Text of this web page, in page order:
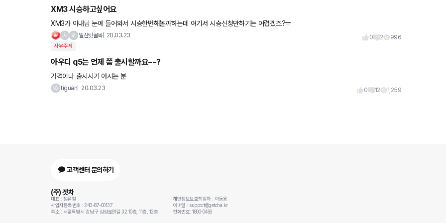
XM3 시승하고싶어요
XM3가 아내님 눈에 들어와서 시승한번해볼까하는데 여기서 시승신청만하기는 어렵겠죠?ㅠ
일산뒷골목 20.03.23 0 2 996
자유주제
아우디 q5는 언제 쯤 출시할까요~~?
가격이나 출시시기 아시는 분
tiguan 20.03.23 0 12 1,259
고객센터 문의하기
(주) 겟차
대표 : 정유철
사업자등록번호 : 243-87-00137
주소 : 서울특별시 강남구 삼성로91길 32 10층, 11층, 12층
개인정보보호책임자 : 이동용
이메일 : support@getcha.kr
전화번호: 1800-0456